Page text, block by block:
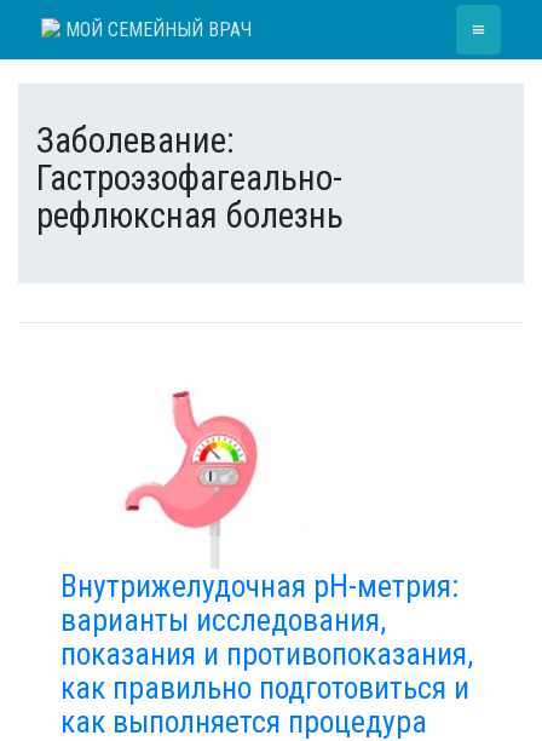
МОЙ СЕМЕЙНЫЙ ВРАЧ ≡
Заболевание:
Гастроэзофагеально-
рефлюксная болезнь
Внутрижелудочная pH-метрия:
варианты исследования,
показания и противопоказания,
как правильно подготовиться и
как выполняется процедура